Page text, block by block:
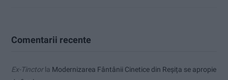
Comentarii recente
Ex-Tinctorla Modernizarea Fântânii Cinetice din Reșița se apropie